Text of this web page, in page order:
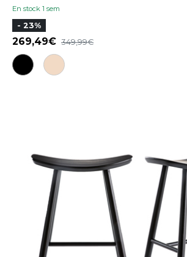
En stock 1 sem
- 23%
269,49 349,99